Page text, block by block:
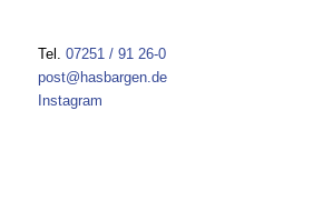
Tel. 07251 / 91 26-0
post@hasbargen.de
Instagram